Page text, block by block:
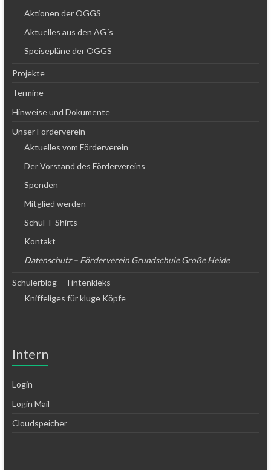
Aktionen der OGGS
Aktuelles aus den AG´s
Speisepläne der OGGS
Projekte
Termine
Hinweise und Dokumente
Unser Förderverein
Aktuelles vom Förderverein
Der Vorstand des Fördervereins
Spenden
Mitglied werden
Schul T-Shirts
Kontakt
Datenschutz – Förderverein Grundschule Große Heide
Schülerblog – Tintenkleks
Kniffeliges für kluge Köpfe
Intern
Login
Login Mail
Cloudspeicher